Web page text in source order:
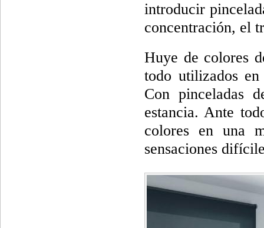
introducir
concentración, el
Huye de colores
todo utilizados en
Con pinceladas
estancia. Ante
colores en una
sensaciones